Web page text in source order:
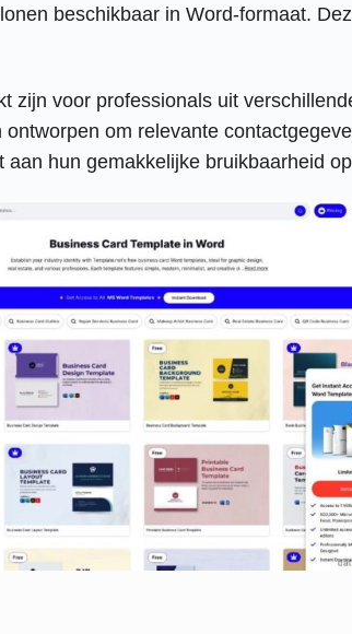
beschikbaar in Word-formaat.
voor professionals uit
om relevante
hun gemakkelijke bruikbaarheid